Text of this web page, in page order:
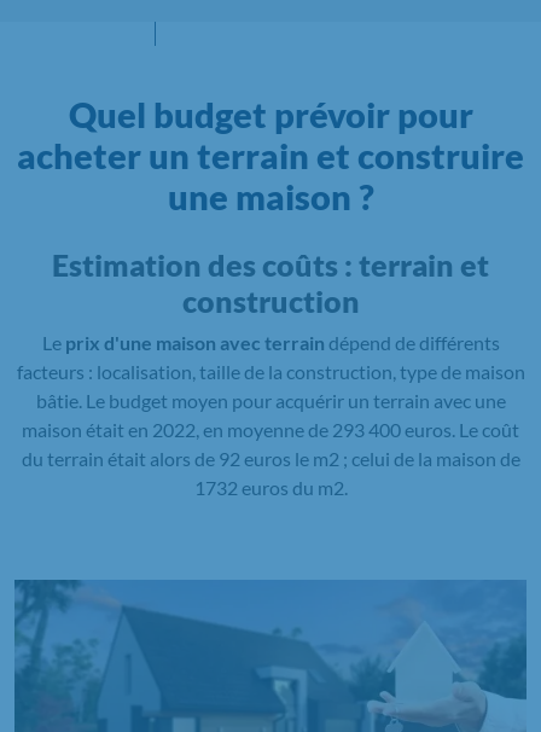
Quel budget prévoir pour
acheter un terrain et construire
une maison ?
Estimation des coûts : terrain et
construction
Le prix d'une maison avec terrain dépend de différents
facteurs : localisation, taille de la construction, type de maison
bâtie. Le budget moyen pour acquérir un terrain avec une
maison était en 2022, en moyenne de 293 400 euros. Le coût
du terrain était alors de 92 euros le m2 ; celui de la maison de
1732 euros du m2.